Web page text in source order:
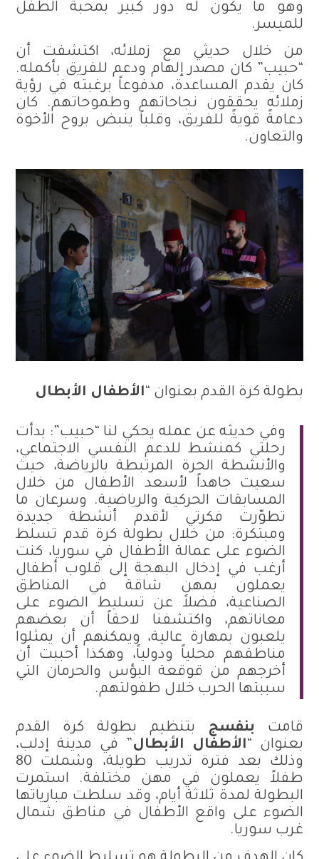
وهو ما يكون له دور كبير بمحبة الطفل
للميسر.
من خلال حديثي مع زملائه، اكتشفت أن
“حبيب” كان مصدر إلهام ودعم للفريق بأكمله.
كان يقدم المساعدة، مدفوعاً برغبته في رؤية
زملائه يحققون نجاحاتهم وطموحاتهم. كان
دعامةً قويةً للفريق، وقلباً ينبض بروح الأخوة
والتعاون.
بطولة كرة القدم بعنوان “الأطفال الأبطال
وفي حديثه عن عمله يحكي لنا “حبيب”: بدأت
رحلتي كمنشط للدعم النفسي الاجتماعي،
والأنشطة الحرة المرتبطة بالرياضة، حيث
سعيت جاهداً لأسعد الأطفال من خلال
المسابقات الحركية والرياضية. وسرعان ما
تطوّرت فكرتي لأقدم أنشطة جديدة
ومبتكرة: من خلال بطولة كرة قدم تسلط
الضوء على عمالة الأطفال في سوريا، كنت
أرغب في إدخال البهجة إلى قلوب أطفال
يعملون بمهن شاقة في المناطق
الصناعية، فضلاً عن تسليط الضوء على
معاناتهم، واكتشفنا لاحقاً أن بعضهم
يلعبون بمهارة عالية، ويمكنهم أن يمثلوا
مناطقهم محلياً ودولياً، وهكذا أحببت أن
أخرجهم من قوقعة البؤس والحرمان التي
سببتها الحرب خلال طفولتهم.
قامت بنفسج بتنظيم بطولة كرة القدم
بعنوان “الأطفال الأبطال” في مدينة إدلب،
وذلك بعد فترة تدريب طويلة، وشملت 80
طفلاً يعملون في مهن مختلفة. استمرت
البطولة لمدة ثلاثة أيام، وقد سلطت مبارياتها
الضوء على واقع الأطفال في مناطق شمال
غرب سوريا.